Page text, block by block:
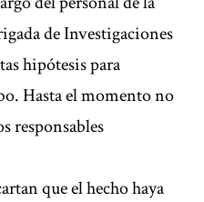
de Investigaciones
hipótesis para
Hasta el momento no
responsables
que el hecho haya